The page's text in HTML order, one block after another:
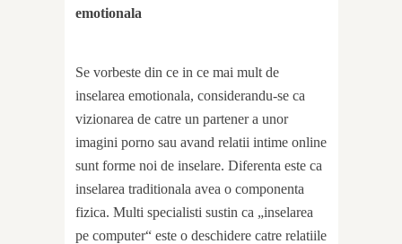
emotionala
Se vorbeste din ce in ce mai mult de
inselarea emotionala, considerandu-se ca
vizionarea de catre un partener a unor
imagini porno sau avand relatii intime online
sunt forme noi de inselare. Diferenta este ca
inselarea traditionala avea o componenta
fizica. Multi specialisti sustin ca „inselarea
pe computer“ este o deschidere catre relatiile